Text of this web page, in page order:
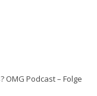
Podcast – Folge